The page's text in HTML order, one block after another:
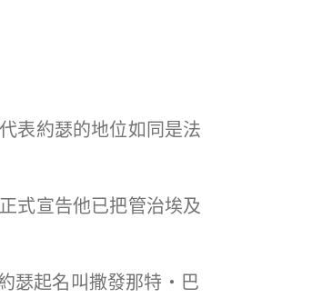
表約瑟的地位如同是法
式宣告他已把管治埃及
瑟起名叫撒發那特‧巴